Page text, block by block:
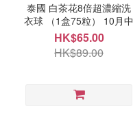
泰國 白茶花8倍超濃縮洗
衣球 （1盒75粒） 10月中
HK$65.00
HK$89.00